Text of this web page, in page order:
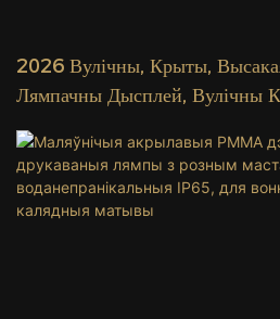
2026 Вулічны, Крыты,
Лямпачны Дысплей, Вулічны
Ўпрыгожванне, Святло,
Glamour